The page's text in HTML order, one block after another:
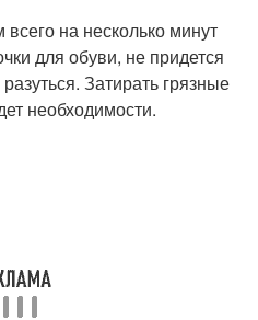
на несколько минут
для обуви, не придется
Затирать грязные
необходимости.